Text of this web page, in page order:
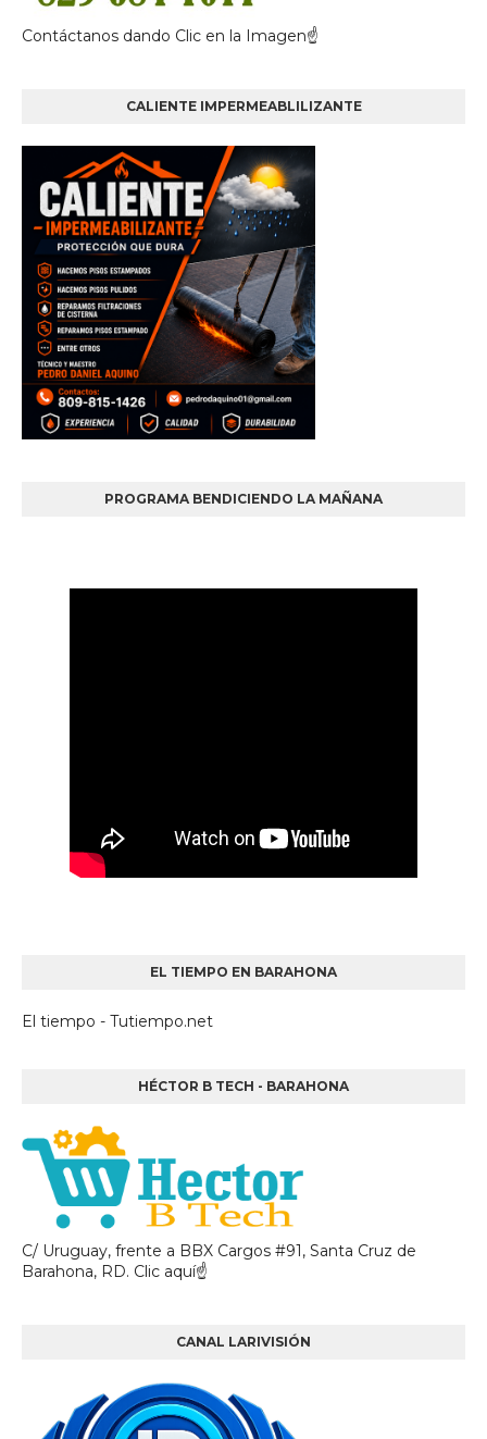
Contáctanos dando Clic en la Imagen☝
CALIENTE IMPERMEABLILIZANTE
PROGRAMA BENDICIENDO LA MAÑANA
EL TIEMPO EN BARAHONA
El tiempo - Tutiempo.net
HÉCTOR B TECH - BARAHONA
C/ Uruguay, frente a BBX Cargos #91, Santa Cruz de
Barahona, RD. Clic aquí☝
CANAL LARIVISIÓN